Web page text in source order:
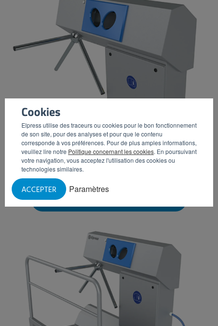
Cookies
Elpress utilise des traceurs ou cookies pour le bon fonctionnement
de son site, pour des analyses et pour que le contenu
corresponde à vos préférences. Pour de plus amples informations,
veuillez lire notre Politique concernant les cookies. En poursuivant
votre navigation, vous acceptez l'utilisation des cookies ou
technologies similaires.
Paramètres
ACCEPTER
DISTRIBUTEUR DE PRODUITS CHIMIQUES